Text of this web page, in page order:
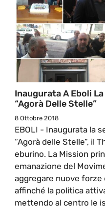
Inaugurata A Eboli
“Agorà Delle Stelle”
8 Ottobre 2018
EBOLI - Inaugurata la
“Agorà delle Stelle”, il
eburino. La Mission
emanazione del
aggregare nuove forze
affinché la politica
mettendo al centro le